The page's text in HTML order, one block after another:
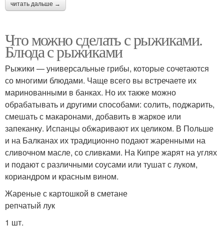
читать дальше →
Что можно сделать с рыжиками.
Блюда с рыжиками
Рыжики — универсальные грибы, которые сочетаются
со многими блюдами. Чаще всего вы встречаете их
маринованными в банках. Но их также можно
обрабатывать и другими способами: солить, поджарить,
смешать с макаронами, добавить в жаркое или
запеканку. Испанцы обжаривают их целиком. В Польше
и на Балканах их традиционно подают жаренными на
сливочном масле, со сливками. На Кипре жарят на углях
и подают с различными соусами или тушат с луком,
кориандром и красным вином.
Жареные с картошкой в сметане
репчатый лук
1 шт.